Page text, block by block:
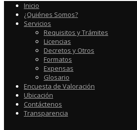
Inicio
¿Quiénes Somos?
Servicios
Requisitos y Trámites
Licencias
Decretos y Otros
Formatos
Expensas
Glosario
Encuesta de Valoración
Ubicación
Contáctenos
Transparencia